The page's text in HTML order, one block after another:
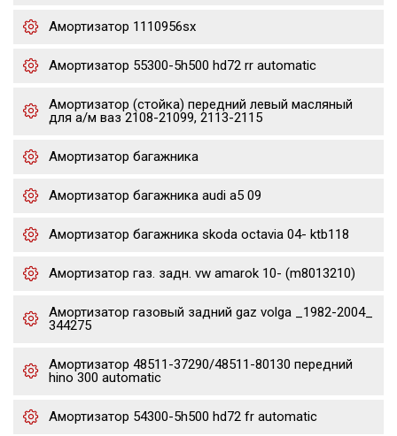
Амортизатор 1110956sx
Амортизатор 55300-5h500 hd72 rr automatic
Амортизатор (стойка) передний левый масляный
для а/м ваз 2108-21099, 2113-2115
Амортизатор багажника
Амортизатор багажника audi a5 09
Амортизатор багажника skoda octavia 04- ktb118
Амортизатор газ. задн. vw amarok 10- (m8013210)
Амортизатор газовый задний gaz volga _1982-2004_
344275
Амортизатор 48511-37290/48511-80130 передний
hino 300 automatic
Амортизатор 54300-5h500 hd72 fr automatic